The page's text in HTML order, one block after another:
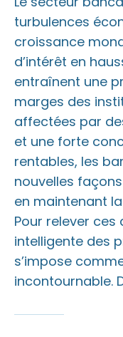
Augmenter
concurrence
Optimisation des
Automatisation et
Sqalia BPA, source
turbulences
croissance
d’intérêt en
entraînent une
marges des
affectées par
et une forte
rentables, les
nouvelles
en maintenant
Pour relever ces
intelligente des
s’impose
incontournable.